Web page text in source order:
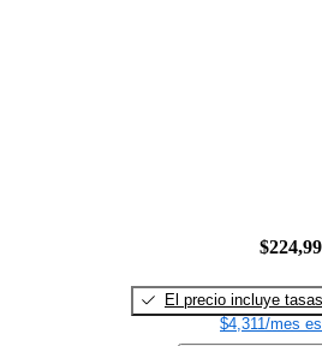
El precio incluye tasas
$4,311/mes